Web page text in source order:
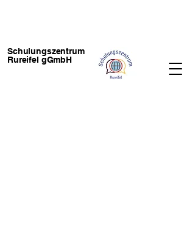
Schulungszentrum
Rureifel gGmbH